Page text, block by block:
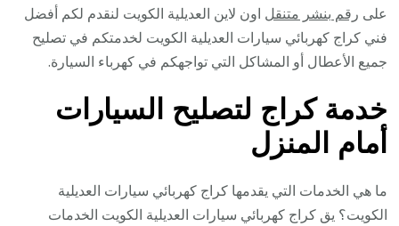
على رقم بنشر متنقل اون لاين العديلية الكويت لنقدم لكم أفضل
فني كراج كهربائي سيارات العديلية الكويت لخدمتكم في تصليح
جميع الأعطال أو المشاكل التي تواجهكم في كهرباء السيارة.
خدمة كراج لتصليح السيارات
أمام المنزل
ما هي الخدمات التي يقدمها كراج كهربائي سيارات العديلية
الكويت؟ يق كراج كهربائي سيارات العديلية الكويت الخدمات